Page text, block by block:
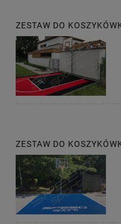
ZESTAW DO
ZESTAW DO